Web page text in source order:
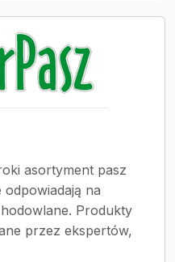
asortyment pasz
na
Produkty
przez ekspertów,